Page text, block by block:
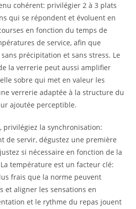
cohérent: privilégier 2 à 3 plats
qui se répondent et évoluent en
en fonction du temps de
de service, afin que
précipitation et sans stress. Le
la verrerie peut aussi amplifier
sobre qui met en valeur les
verrerie adaptée à la structure du
ajoutée perceptible.
privilégiez la synchronisation:
de servir, dégustez une première
si nécessaire en fonction de la
température est un facteur clé:
frais que la norme peuvent
et aligner les sensations en
et le rythme du repas jouent